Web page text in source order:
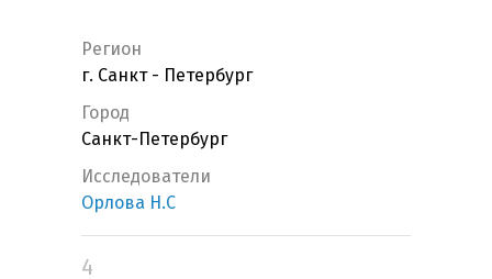
Регион
г. Санкт - Петербург
Город
Санкт-Петербург
Исследователи
Орлова Н.С
4